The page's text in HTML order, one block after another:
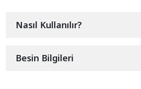
Nasıl Kullanılır?
Besin Bilgileri